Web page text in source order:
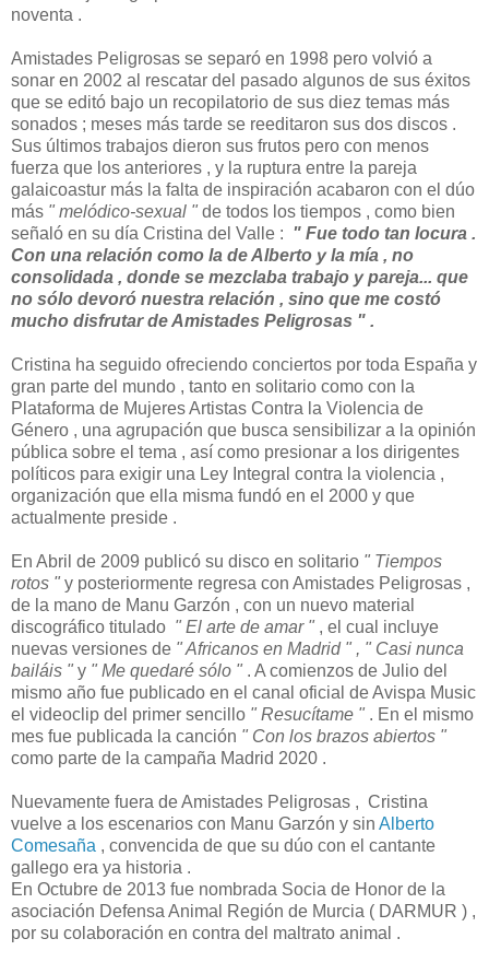
noventa .
Amistades Peligrosas se separó en 1998 pero volvió a
sonar en 2002 al rescatar del pasado algunos de sus éxitos
que se editó bajo un recopilatorio de sus diez temas más
sonados ; meses más tarde se reeditaron sus dos discos .
Sus últimos trabajos dieron sus frutos pero con menos
fuerza que los anteriores , y la ruptura entre la pareja
galaicoastur más la falta de inspiración acabaron con el dúo
más " melódico-sexual " de todos los tiempos , como bien
señaló en su día Cristina del Valle : " Fue todo tan locura .
Con una relación como la de Alberto y la mía , no
consolidada , donde se mezclaba trabajo y pareja... que
no sólo devoró nuestra relación , sino que me costó
mucho disfrutar de Amistades Peligrosas " .
Cristina ha seguido ofreciendo conciertos por toda España y
gran parte del mundo , tanto en solitario como con la
Plataforma de Mujeres Artistas Contra la Violencia de
Género , una agrupación que busca sensibilizar a la opinión
pública sobre el tema , así como presionar a los dirigentes
políticos para exigir una Ley Integral contra la violencia ,
organización que ella misma fundó en el 2000 y que
actualmente preside .
En Abril de 2009 publicó su disco en solitario " Tiempos
rotos " y posteriormente regresa con Amistades Peligrosas ,
de la mano de Manu Garzón , con un nuevo material
discográfico titulado " El arte de amar " , el cual incluye
nuevas versiones de " Africanos en Madrid " , " Casi nunca
bailáis " y " Me quedaré sólo " . A comienzos de Julio del
mismo año fue publicado en el canal oficial de Avispa Music
el videoclip del primer sencillo " Resucítame " . En el mismo
mes fue publicada la canción " Con los brazos abiertos "
como parte de la campaña Madrid 2020 .
Nuevamente fuera de Amistades Peligrosas , Cristina
vuelve a los escenarios con Manu Garzón y sin Alberto
Comesaña , convencida de que su dúo con el cantante
gallego era ya historia .
En Octubre de 2013 fue nombrada Socia de Honor de la
asociación Defensa Animal Región de Murcia ( DARMUR ) ,
por su colaboración en contra del maltrato animal .